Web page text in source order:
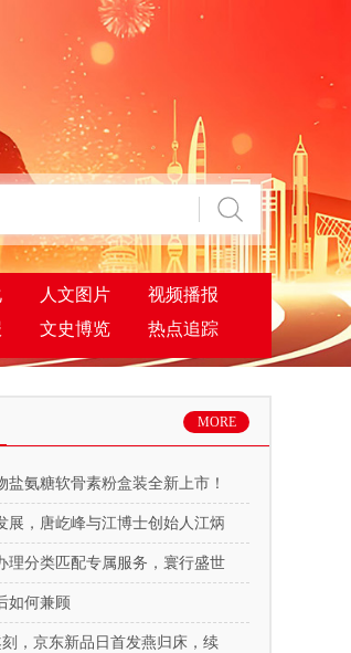
人文图片
视频播报
文史博览 热点追踪
MORE
盐氨糖软骨素粉盒装全新上市！
展，唐屹峰与江博士创始人江炳
理分类匹配专属服务，寰行盛世
如何兼顾
，京东新品日首发燕归床，续